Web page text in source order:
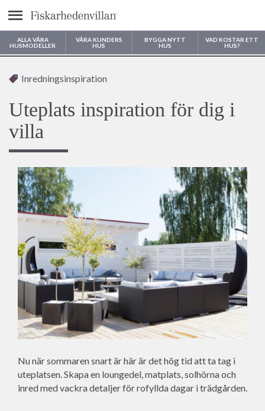
Meny
ALLA VÅRA
HUSMODELLER
VÅRA KUNDERS
HUS
BYGGA NYTT
HUS
VAD KOSTAR ETT
HUS?
Var vill du bygga ditt hus?
Inredningsinspiration
Uteplats inspiration för dig i
villa
Nu när sommaren snart är här är det hög tid att ta tag i
uteplatsen. Skapa en loungedel, matplats, solhörna och
inred med vackra detaljer för rofyllda dagar i trädgården.